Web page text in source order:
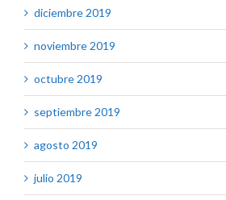
diciembre 2019
noviembre 2019
octubre 2019
septiembre 2019
agosto 2019
julio 2019